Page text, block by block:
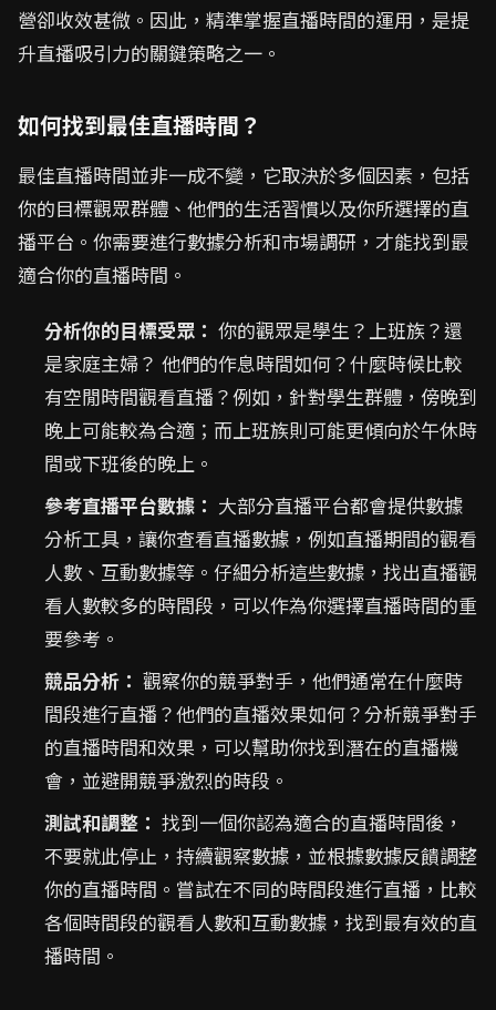
營卻收效甚微。因此，精準掌握直播時間的運用，是提
升直播吸引力的關鍵策略之一。
如何找到最佳直播時間？
最佳直播時間並非一成不變，它取決於多個因素，包括
你的目標觀眾群體、他們的生活習慣以及你所選擇的直
播平台。你需要進行數據分析和市場調研，才能找到最
適合你的直播時間。
分析你的目標受眾： 你的觀眾是學生？上班族？還
是家庭主婦？ 他們的作息時間如何？什麼時候比較
有空閒時間觀看直播？例如，針對學生群體，傍晚到
晚上可能較為合適；而上班族則可能更傾向於午休時
間或下班後的晚上。
參考直播平台數據： 大部分直播平台都會提供數據
分析工具，讓你查看直播數據，例如直播期間的觀看
人數、互動數據等。仔細分析這些數據，找出直播觀
看人數較多的時間段，可以作為你選擇直播時間的重
要參考。
競品分析： 觀察你的競爭對手，他們通常在什麼時
間段進行直播？他們的直播效果如何？分析競爭對手
的直播時間和效果，可以幫助你找到潛在的直播機
會，並避開競爭激烈的時段。
測試和調整： 找到一個你認為適合的直播時間後，
不要就此停止，持續觀察數據，並根據數據反饋調整
你的直播時間。嘗試在不同的時間段進行直播，比較
各個時間段的觀看人數和互動數據，找到最有效的直
播時間。